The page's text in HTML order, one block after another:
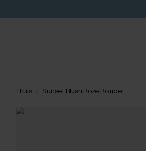
Thuis Sunset Blush Roze Romper